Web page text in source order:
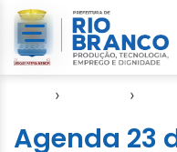
› ›
Agenda 23